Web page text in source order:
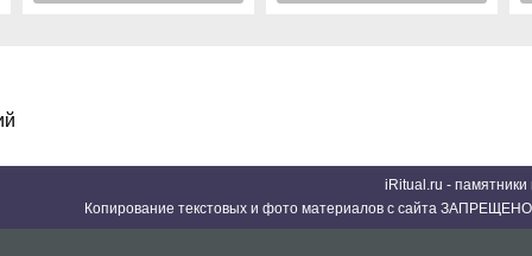
iRitual.ru -
Копирование текстовых и фото материалов с сайта